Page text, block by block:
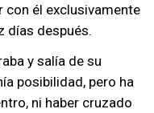
con él exclusivamente
días después.
y salía de su
posibilidad, pero ha
ni haber cruzado